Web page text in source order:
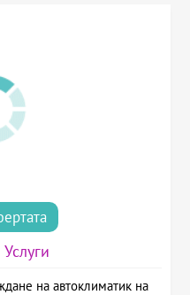
Услуги
на автоклиматик на